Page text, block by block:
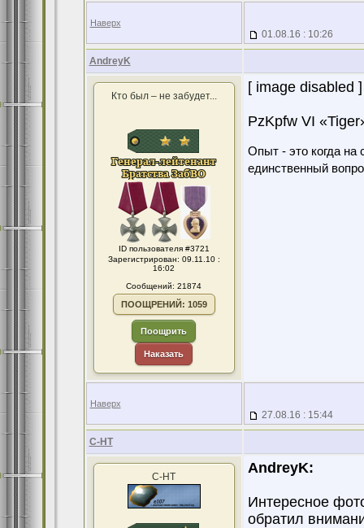
Наверх
01.08.16 : 10:26
AndreyK
Кто был – не забудет...
ID пользователя #3721
Зарегистрирован: 09.11.10 :
16:02
Сообщений: 21874
ПООЩРЕНИЙ: 1059
Поощрить
Наказать
[ image disabled ]
PzKpfw VI
Опыт - это когда на
единственный
Наверх
27.08.16 : 15:44
С-НТ
С-НТ
AndreyK:
Интересное
обратил